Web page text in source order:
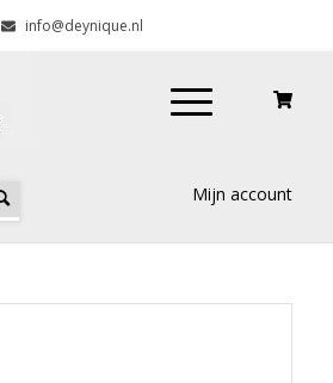
info@deynique.nl
Mijn account